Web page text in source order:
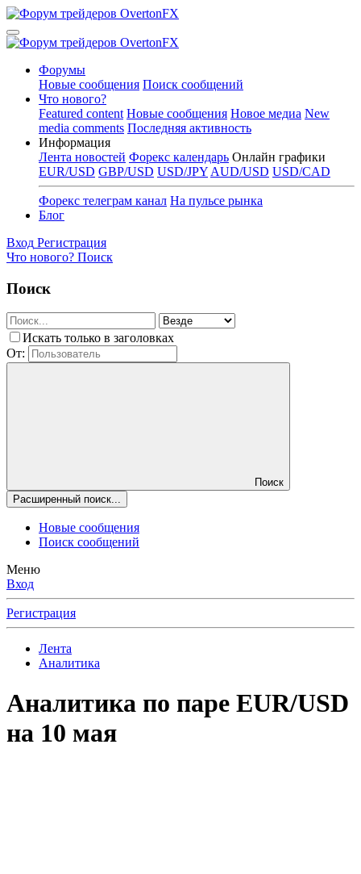
Форумы
Новые сообщения Поиск сообщений
Что нового?
Featured content Новые сообщения Новое медиа New
media comments Последняя активность
Информация
Лента новостей Форекс календарь Онлайн графики
EUR/USD GBP/USD USD/JPY AUD/USD USD/CAD
Форекс телеграм канал На пульсе рынка
Блог
Вход Регистрация
Что нового? Поиск
Поиск
Искать только в заголовках
От:
Поиск
Расширенный поиск...
Новые сообщения
Поиск сообщений
Меню
Вход
Регистрация
Лента
Аналитика
Аналитика по паре EUR/USD
на 10 мая